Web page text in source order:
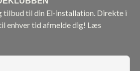
til din El-installation. Direkte i
enhver tid afmelde dig! Læs